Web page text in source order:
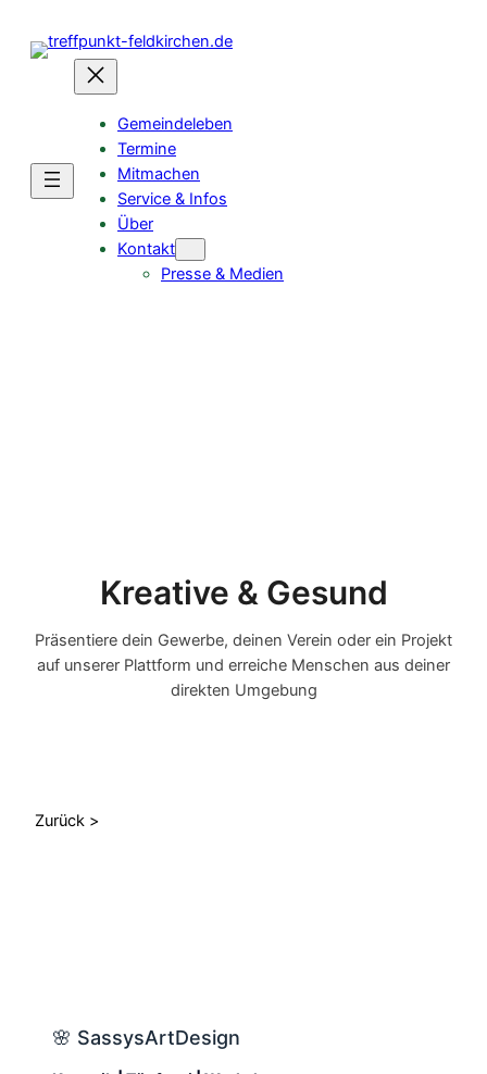
Gemeindeleben
Termine
Mitmachen
Service & Infos
Über
Kontakt
Presse & Medien
Kreative & Gesund
Präsentiere dein Gewerbe, deinen Verein oder ein Projekt
auf unserer Plattform und erreiche Menschen aus deiner
direkten Umgebung
Zurück >
🌸 SassysArtDesign